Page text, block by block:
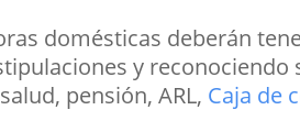
domésticas deberán
y
pensión, ARL, Caja de